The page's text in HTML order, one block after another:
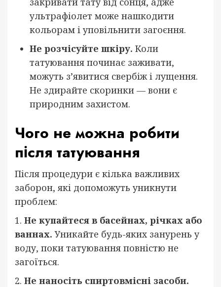
ультрафіолет може нашкодити
кольорам і уповільнити загоєння.
Не розчісуйте шкіру. Коли
татуювання починає заживати,
можуть з’явитися свербіж і лущення.
Не здирайте скоринки — вони є
природним захистом.
Чого не можна робити
після татуювання
Після процедури є кілька важливих
заборон, які допоможуть уникнути
проблем:
1. Не купайтеся в басейнах, річках або
ваннах. Уникайте будь-яких занурень у
воду, поки татуювання повністю не
загоїться.
2. Не наносіть спиртовмісні засоби.